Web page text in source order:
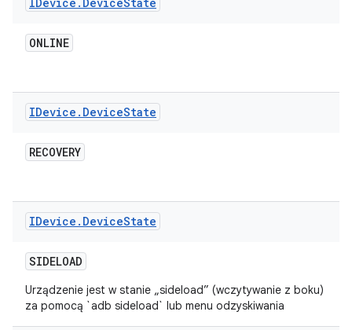
ONLINE
IDevice . DeviceState
RECOVERY
IDevice . DeviceState
SIDELOAD
Urządzenie jest w stanie „sideload” (wczytywanie z boku)
za pomocą `adb sideload` lub menu odzyskiwania